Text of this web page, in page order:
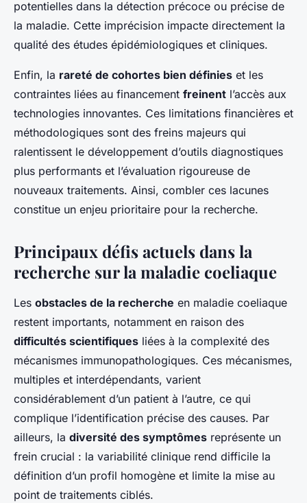
potentielles dans la détection précoce ou précise de
la maladie. Cette imprécision impacte directement la
qualité des études épidémiologiques et cliniques.
Enfin, la rareté de cohortes bien définies et les
contraintes liées au financement freinent l’accès aux
technologies innovantes. Ces limitations financières et
méthodologiques sont des freins majeurs qui
ralentissent le développement d’outils diagnostiques
plus performants et l’évaluation rigoureuse de
nouveaux traitements. Ainsi, combler ces lacunes
constitue un enjeu prioritaire pour la recherche.
Principaux défis actuels dans la
recherche sur la maladie coeliaque
Les obstacles de la recherche en maladie coeliaque
restent importants, notamment en raison des
difficultés scientifiques liées à la complexité des
mécanismes immunopathologiques. Ces mécanismes,
multiples et interdépendants, varient
considérablement d’un patient à l’autre, ce qui
complique l’identification précise des causes. Par
ailleurs, la diversité des symptômes représente un
frein crucial : la variabilité clinique rend difficile la
définition d’un profil homogène et limite la mise au
point de traitements ciblés.